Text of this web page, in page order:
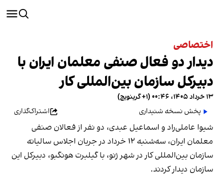
اختصاصی
دیدار دو فعال صنفی معلمان ایران با
دبیرکل سازمان بین‌المللی کار
۱۳ خرداد ۱۴۰۵، ۰۰:۴۶ (‎+۱ گرینویچ)
پخش نسخه شنیداری
اشتراک‌گذاری
شیوا عاملی‌راد و اسماعیل عبدی، دو نفر از فعالان صنفی
معلمان ایران، سه‌شنبه ۱۲ خرداد در جریان اجلاس سالیانه
سازمان بین‌المللی کار در شهر ژنو، با گیلبرت هونگبو، دبیرکل این
سازمان دیدار کردند.